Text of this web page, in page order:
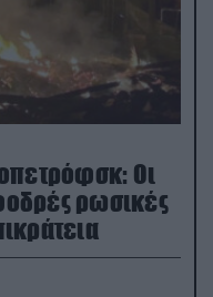
Οι
ρωσικές